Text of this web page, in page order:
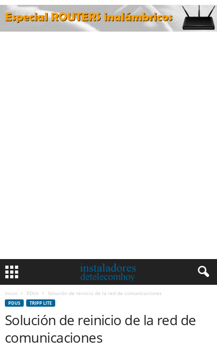
Inicio PDUs Solución de reinicio de la red de comunicaciones
PDUS TRIPP LITE
Solución de reinicio de la red de
comunicaciones